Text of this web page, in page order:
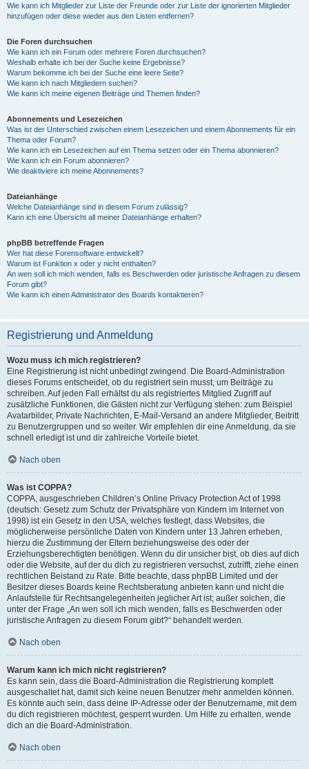
Wie kann ich Mitglieder zur Liste der Freunde oder zur Liste der ignorierten Mitglieder
hinzufügen oder diese wieder aus den Listen entfernen?
Die Foren durchsuchen
Wie kann ich ein Forum oder mehrere Foren durchsuchen?
Weshalb erhalte ich bei der Suche keine Ergebnisse?
Warum bekomme ich bei der Suche eine leere Seite?
Wie kann ich nach Mitgliedern suchen?
Wie kann ich meine eigenen Beiträge und Themen finden?
Abonnements und Lesezeichen
Was ist der Unterschied zwischen einem Lesezeichen und einem Abonnements für ein
Thema oder Forum?
Wie kann ich ein Lesezeichen auf ein Thema setzen oder ein Thema abonnieren?
Wie kann ich ein Forum abonnieren?
Wie deaktiviere ich meine Abonnements?
Dateianhänge
Welche Dateianhänge sind in diesem Forum zulässig?
Kann ich eine Übersicht all meiner Dateianhänge erhalten?
phpBB betreffende Fragen
Wer hat diese Forensoftware entwickelt?
Warum ist Funktion x oder y nicht enthalten?
An wen soll ich mich wenden, falls es Beschwerden oder juristische Anfragen zu diesem
Forum gibt?
Wie kann ich einen Administrator des Boards kontaktieren?
Registrierung und Anmeldung
Wozu muss ich mich registrieren?
Eine Registrierung ist nicht unbedingt zwingend. Die Board-Administration
dieses Forums entscheidet, ob du registriert sein musst, um Beiträge zu
schreiben. Auf jeden Fall erhältst du als registriertes Mitglied Zugriff auf
zusätzliche Funktionen, die Gästen nicht zur Verfügung stehen: zum Beispiel
Avatarbilder, Private Nachrichten, E-Mail-Versand an andere Mitglieder, Beitritt
zu Benutzergruppen und so weiter. Wir empfehlen dir eine Anmeldung, da sie
schnell erledigt ist und dir zahlreiche Vorteile bietet.
Nach oben
Was ist COPPA?
COPPA, ausgeschrieben Children’s Online Privacy Protection Act of 1998
(deutsch: Gesetz zum Schutz der Privatsphäre von Kindern im Internet von
1998) ist ein Gesetz in den USA, welches festlegt, dass Websites, die
möglicherweise persönliche Daten von Kindern unter 13 Jahren erheben,
hierzu die Zustimmung der Eltern beziehungsweise des oder der
Erziehungsberechtigten benötigen. Wenn du dir unsicher bist, ob dies auf dich
oder die Website, auf der du dich zu registrieren versuchst, zutrifft, ziehe einen
rechtlichen Beistand zu Rate. Bitte beachte, dass phpBB Limited und der
Besitzer dieses Boards keine Rechtsberatung anbieten kann und nicht die
Anlaufstelle für Rechtsangelegenheiten jeglicher Art ist; außer solchen, die
unter der Frage „An wen soll ich mich wenden, falls es Beschwerden oder
juristische Anfragen zu diesem Forum gibt?“ behandelt werden.
Nach oben
Warum kann ich mich nicht registrieren?
Es kann sein, dass die Board-Administration die Registrierung komplett
ausgeschaltet hat, damit sich keine neuen Benutzer mehr anmelden können.
Es könnte auch sein, dass deine IP-Adresse oder der Benutzername, mit dem
du dich registrieren möchtest, gesperrt wurden. Um Hilfe zu erhalten, wende
dich an die Board-Administration.
Nach oben